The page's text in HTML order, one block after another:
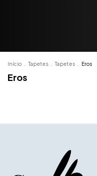
Início Tapetes Tapetes Eros
Eros